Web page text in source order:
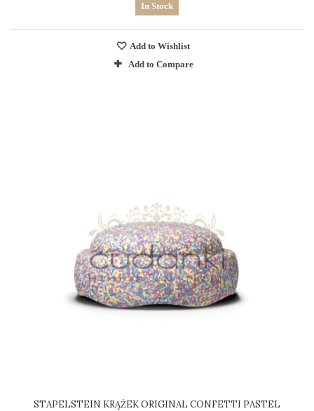
In Stock
Add to Wishlist
Add to Compare
STAPELSTEIN KRĄŻEK ORIGINAL CONFETTI PASTEL